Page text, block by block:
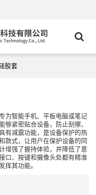
胶套
为智能手机、平板电脑或笔记
紧密贴合设备，防止刮擦、
有减震功能，是设备保护的热
款式，让用户在保护设备的同
增强了握持体验，并降低了意
口、按键和摄像头处都有精准
挥其功能。